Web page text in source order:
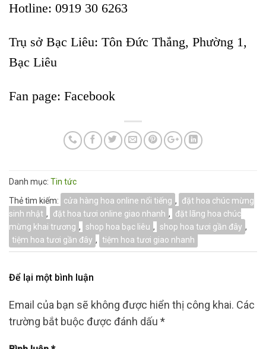
Hotline: 0919 30 6263
Trụ sở Bạc Liêu: Tôn Đức Thắng, Phường 1,
Bạc Liêu
Fan page: Facebook
Danh mục: Tin tức
Thẻ tìm kiếm:
cửa hàng hoa online nổi tiếng ,
đặt hoa chúc mừng
sinh nhật , đặt hoa tươi online giao nhanh ,
đặt lãng hoa chúc
mừng khai trương , shop hoa bạc liêu , shop hoa tươi gần đây ,
tiệm hoa tươi gần đây , tiệm hoa tươi giao nhanh
Để lại một bình luận
Email của bạn sẽ không được hiển thị công khai. Các
trường bắt buộc được đánh dấu *